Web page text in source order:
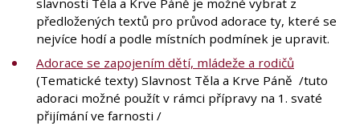
předložených textů pro průvod adorace ty, které se
nejvíce hodí a podle místních podmínek je upravit.
Adorace se zapojením dětí, mládeže a rodičů
(Tematické texty) Slavnost Těla a Krve Páně /tuto
adoraci možné použít v rámci přípravy na 1. svaté
přijímání ve farnosti /